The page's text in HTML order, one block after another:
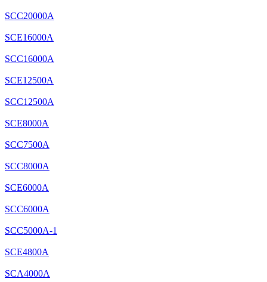
SCC20000A
SCE16000A
SCC16000A
SCE12500A
SCC12500A
SCE8000A
SCC7500A
SCC8000A
SCE6000A
SCC6000A
SCC5000A-1
SCE4800A
SCA4000A